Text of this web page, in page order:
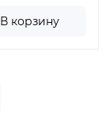
В корзину